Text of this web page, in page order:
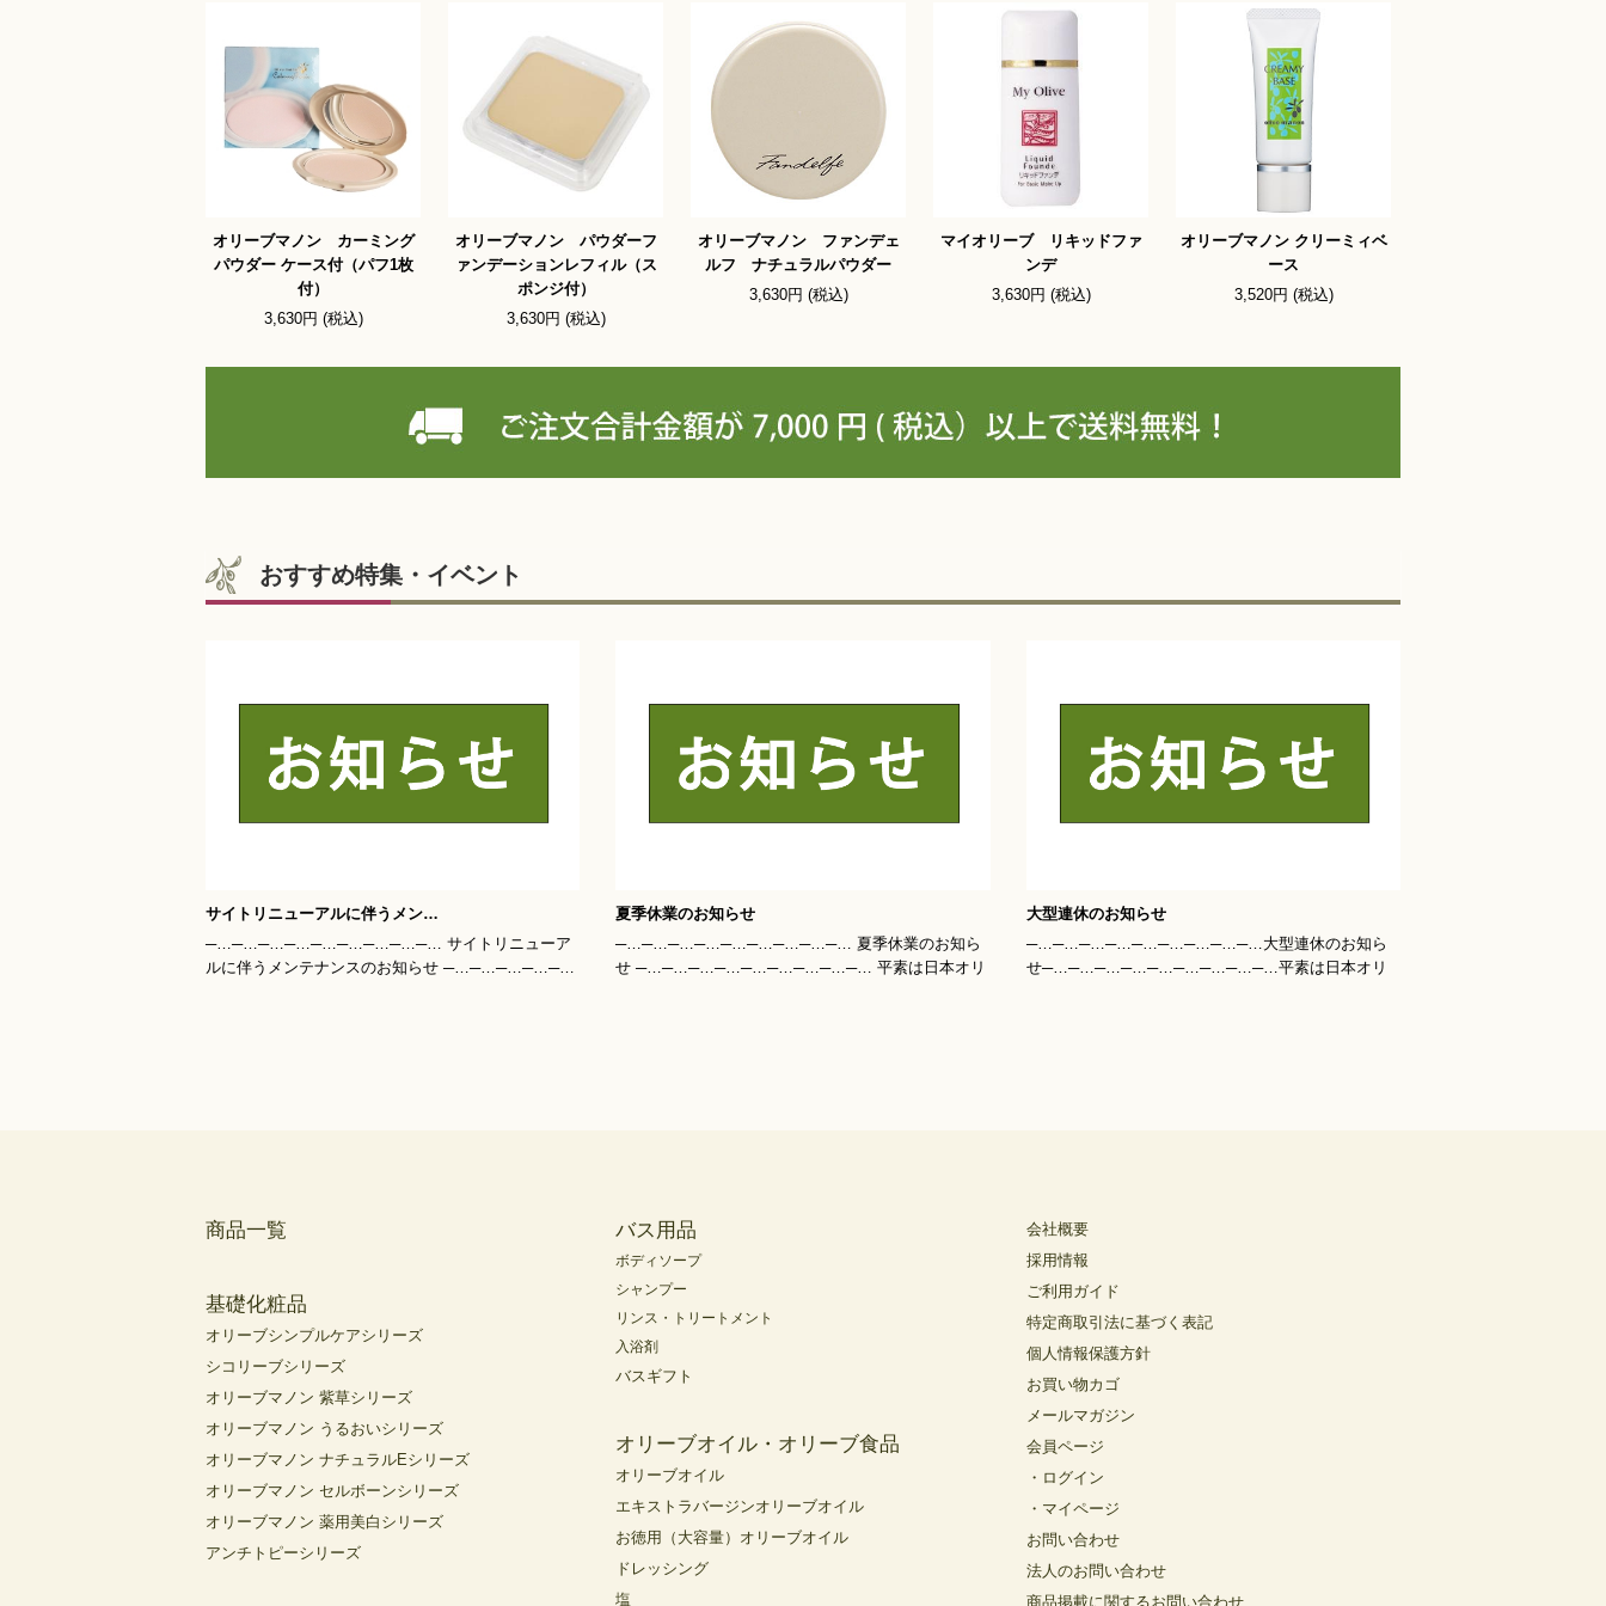
オリーブマノン カーミング
パウダー ケース付（パフ1枚
付）
3,630円 (税込)
オリーブマノン パウダーフ
ァンデーションレフィル（ス
ポンジ付）
3,630円 (税込)
オリーブマノン ファンデェ
ルフ ナチュラルパウダー
3,630円 (税込)
マイオリーブ リキッドファ
ンデ
3,630円 (税込)
オリーブマノン クリーミィベ
ース
3,520円 (税込)
商品一覧
基礎化粧品
オリーブシンプルケアシリーズ
シコリーブシリーズ
オリーブマノン 紫草シリーズ
オリーブマノン うるおいシリーズ
オリーブマノン ナチュラルEシリーズ
オリーブマノン セルボーンシリーズ
オリーブマノン 薬用美白シリーズ
アンチトピーシリーズ
バス用品
ボディソープ
シャンプー
リンス・トリートメント
入浴剤
バスギフト
オリーブオイル・オリーブ食品
オリーブオイル
エキストラバージンオリーブオイル
お徳用（大容量）オリーブオイル
ドレッシング
塩
会社概要
採用情報
ご利用ガイド
特定商取引法に基づく表記
個人情報保護方針
お買い物カゴ
メールマガジン
会員ページ
・ログイン
・マイページ
お問い合わせ
法人のお問い合わせ
商品掲載に関するお問い合わせ